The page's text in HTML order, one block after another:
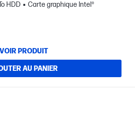
HDD Carte graphique Intel®
VOIR PRODUIT
AU PANIER